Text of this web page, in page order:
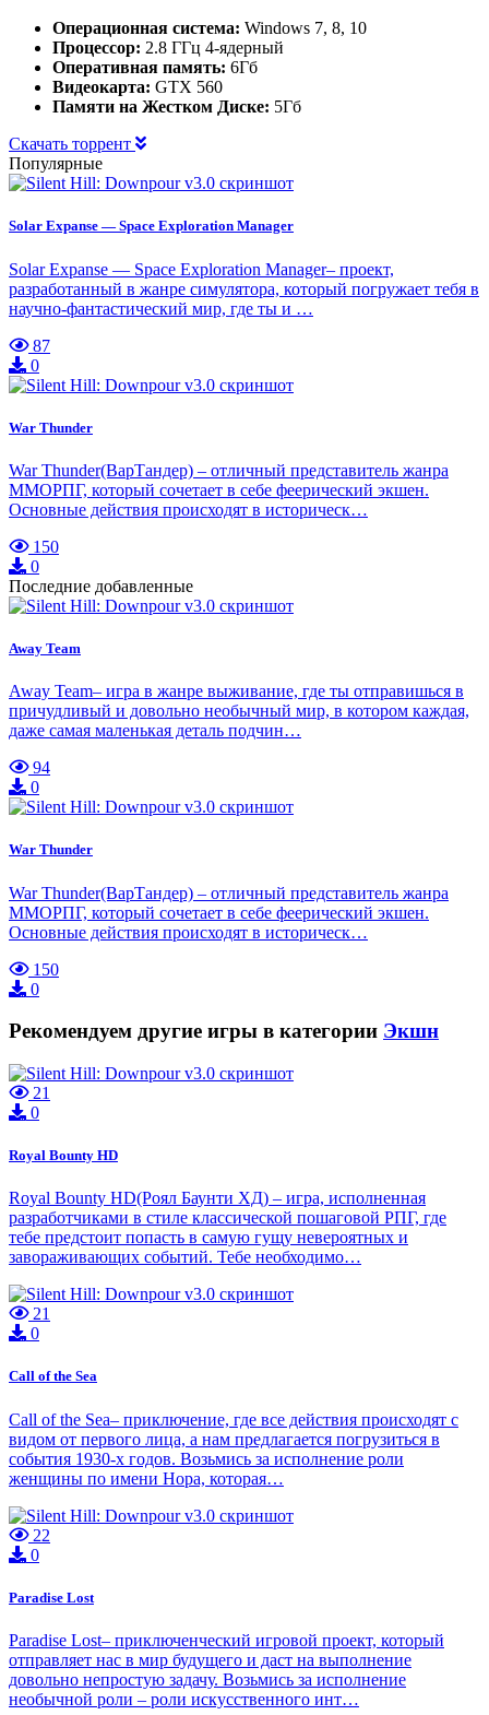
Операционная система: Windows 7, 8, 10
Процессор: 2.8 ГГц 4-ядерный
Оперативная память: 6Гб
Видеокарта: GTX 560
Памяти на Жестком Диске: 5Гб
Скачать торрент
Популярные
Solar Expanse — Space Exploration Manager
Solar Expanse — Space Exploration Manager– проект,
разработанный в жанре симулятора, который погружает тебя в
научно-фантастический мир, где ты и …
87
0
War Thunder
War Thunder(ВарТандер) – отличный представитель жанра
ММОРПГ, который сочетает в себе феерический экшен.
Основные действия происходят в историческ…
150
0
Последние добавленные
Away Team
Away Team– игра в жанре выживание, где ты отправишься в
причудливый и довольно необычный мир, в котором каждая,
даже самая маленькая деталь подчин…
94
0
War Thunder
War Thunder(ВарТандер) – отличный представитель жанра
ММОРПГ, который сочетает в себе феерический экшен.
Основные действия происходят в историческ…
150
0
Рекомендуем другие игры в категории Экшн
21
0
Royal Bounty HD
Royal Bounty HD(Роял Баунти ХД) – игра, исполненная
разработчиками в стиле классической пошаговой РПГ, где
тебе предстоит попасть в самую гущу невероятных и
завораживающих событий. Тебе необходимо…
21
0
Call of the Sea
Call of the Sea– приключение, где все действия происходят с
видом от первого лица, а нам предлагается погрузиться в
события 1930-х годов. Возьмись за исполнение роли
женщины по имени Нора, которая…
22
0
Paradise Lost
Paradise Lost– приключенческий игровой проект, который
отправляет нас в мир будущего и даст на выполнение
довольно непростую задачу. Возьмись за исполнение
необычной роли – роли искусственного инт…